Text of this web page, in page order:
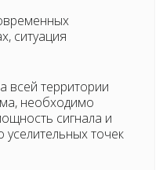
ситуация
всей территории
необходимо
сигнала и
уселительных точек